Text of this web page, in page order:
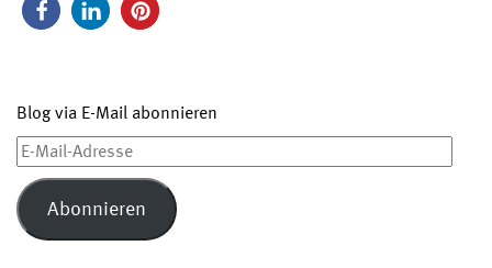
Blog via E-Mail abonnieren
E-
Mail-
Adresse
Abonnieren